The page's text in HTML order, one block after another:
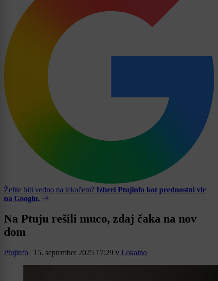
Želite biti vedno na tekočem? Izberi Ptujinfo kot prednostni vir
na Googlu.
Na Ptuju rešili muco, zdaj čaka na nov
dom
Ptujinfo | 15. september 2025 17:29 v Lokalno